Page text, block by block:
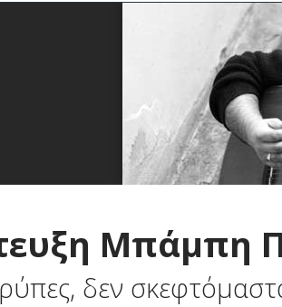
Μπάμπη
δεν